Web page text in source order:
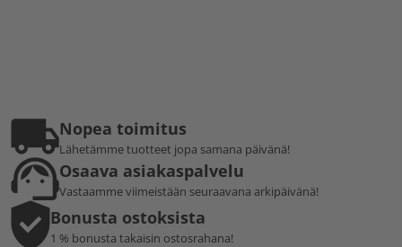
Nopea toimitus
Lähetämme tuotteet jopa samana päivänä!
Osaava asiakaspalvelu
Vastaamme viimeistään seuraavana arkipäivänä!
Bonusta ostoksista
1 % bonusta takaisin ostosrahana!